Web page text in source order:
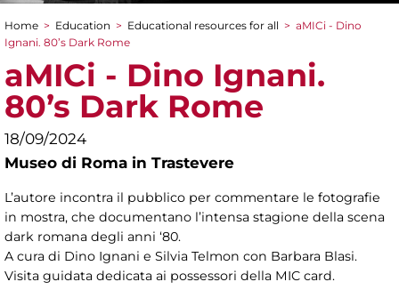
You are here
Home > Education > Educational resources for all > aMICi - Dino
Ignani. 80’s Dark Rome
aMICi - Dino Ignani.
80’s Dark Rome
18/09/2024
Museo di Roma in Trastevere
L’autore incontra il pubblico per commentare le fotografie
in mostra, che documentano l’intensa stagione della scena
dark romana degli anni ‘80.
A cura di Dino Ignani e Silvia Telmon con Barbara Blasi.
Visita guidata dedicata ai possessori della MIC card.